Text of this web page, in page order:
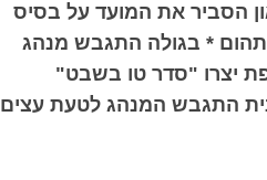
הסביר את המועד על בסיס
* בגולה התגבש מנהג
יצרו "סדר טו בשבט"
התגבש המנהג לטעת עצים